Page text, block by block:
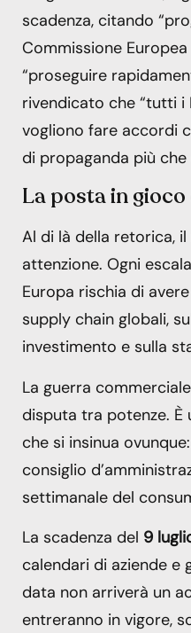
scadenza, citando
Commissione
“proseguire
rivendicato che “tutti i
vogliono fare accordi
di propaganda più
La posta in
Al di là della retorica,
attenzione. Ogni
Europa rischia di
supply chain globali,
investimento e sulla
La guerra
disputa tra potenze.
che si insinua
consiglio
settimanale del
La scadenza del 9
calendari di aziende e
data non arriverà un
entreranno in vigore,